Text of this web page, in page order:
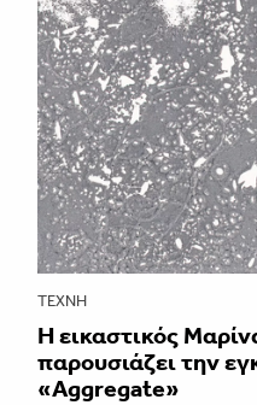
ΤΈΧΝΗ
Η εικαστικός
παρουσιάζει την
«Aggregate»